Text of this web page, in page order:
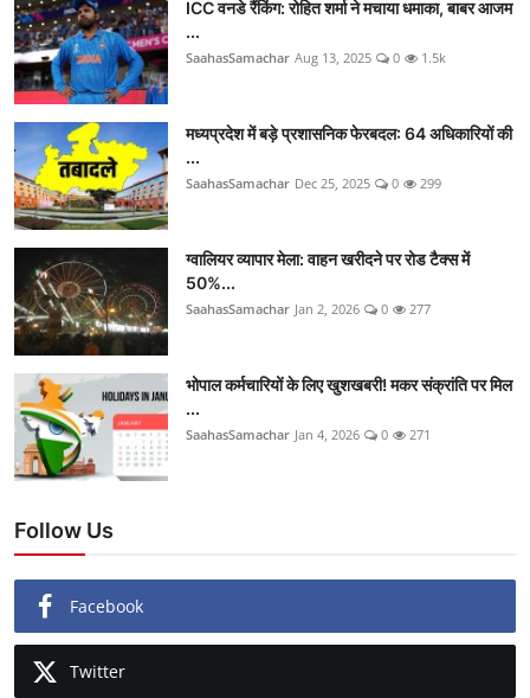
ICC वनडे रैंकिंग: रोहित शर्मा ने मचाया धमाका, बाबर आजम
...
SaahasSamachar Aug 13, 2025 0 1.5k
मध्यप्रदेश में बड़े प्रशासनिक फेरबदल: 64 अधिकारियों की
...
SaahasSamachar Dec 25, 2025 0 299
ग्वालियर व्यापार मेला: वाहन खरीदने पर रोड टैक्स में
50%...
SaahasSamachar Jan 2, 2026 0 277
भोपाल कर्मचारियों के लिए खुशखबरी! मकर संक्रांति पर मिल
...
SaahasSamachar Jan 4, 2026 0 271
Follow Us
Facebook
Twitter